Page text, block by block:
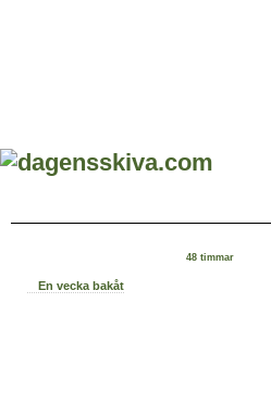
48 timmar
En vecka bakåt